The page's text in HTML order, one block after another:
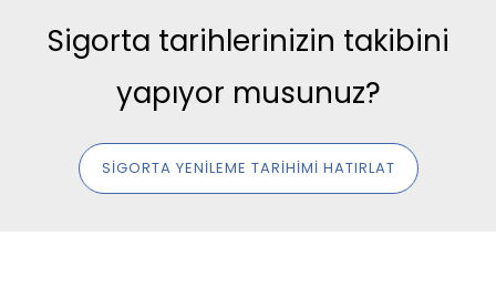
Sigorta tarihlerinizin takibini
yapıyor musunuz?
SIGORTA YENILEME TARIHIMI HATIRLAT